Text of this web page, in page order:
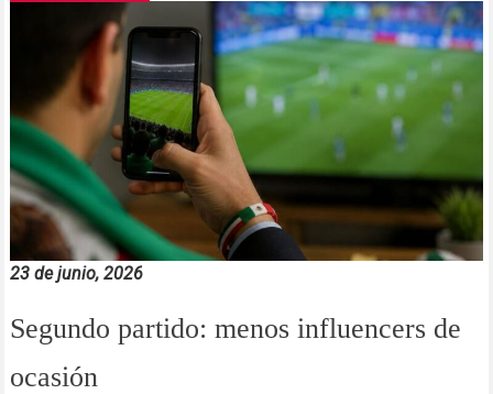
23 de junio, 2026
Segundo partido: menos influencers de
ocasión